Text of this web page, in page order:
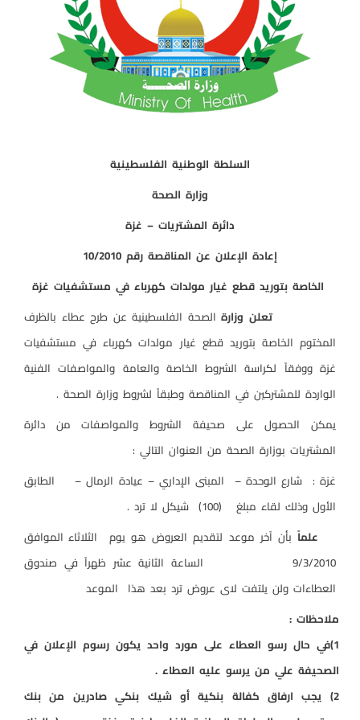
السلطة الوطنية الفلسطينية
وزارة الصحة
دائرة المشتريات – غزة
إعادة الإعلان عن المناقصة رقم 10/2010
الخاصة بتوريد قطع غيار مولدات كهرباء في مستشفيات غزة
تعلن وزارةالصحة الفلسطينية عن طرح عطاء بالظرف
المختوم الخاصة بتوريد قطع غيار مولدات كهرباء في مستشفيات
غزة ووفقاً لكراسة الشروط الخاصة والعامة والمواصفات الفنية
الواردة للمشتركين في المناقصة وطبقاً لشروط وزارة الصحة .
يمكن الحصول على صحيفة الشروط والمواصفات من دائرة
المشتريات بوزارة الصحة من العنوان التالي :
غزة : شارع الوحدة – المبنى الإداري – عيادة الرمال –
الطابق
الأول وذلك لقاء مبلغ
(100)
شيكل لا ترد .
علماًبأن آخر موعد لتقديم العروض هو يوم
الثلاثاء الموافق
9/3/2010
الساعة الثانية عشر ظهراً في صندوق
العطاءات ولن يلتفت لاى عروض ترد بعد هذا الموعد
ملاحظات :
1)في حال رسو العطاء على مورد واحد يكون رسوم الإعلان في
الصحيفة علي من يرسو عليه العطاء .
2) يجب ارفاق كفالة بنكية أو شيك بنكي صادرين من بنك